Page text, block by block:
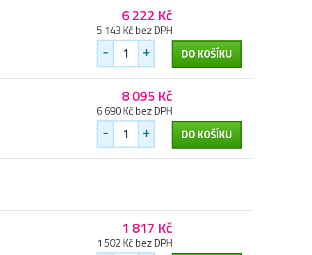
6 222 Kč
5 143 Kč bez DPH
- + DO KOŠÍKU
8 095 Kč
6 690 Kč bez DPH
- + DO KOŠÍKU
1 817 Kč
1 502 Kč bez DPH